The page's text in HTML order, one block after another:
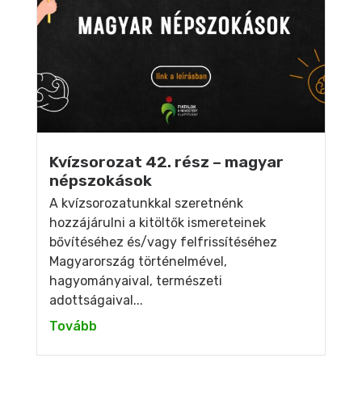
Kvízsorozat 42. rész – magyar
népszokások
A kvízsorozatunkkal szeretnénk
hozzájárulni a kitöltők ismereteinek
bővítéséhez és/vagy felfrissítéséhez
Magyarország történelmével,
hagyományaival, természeti
adottságaival...
Tovább